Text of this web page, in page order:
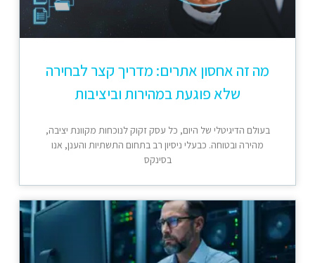
מה זה אחסון אתרים: מדריך קצר לבחירה
שלא פוגעת במהירות וביציבות
בעולם הדיגיטלי של היום, כל עסק זקוק לנוכחות מקוונת יציבה,
מהירה ובטוחה. כבעלי ניסיון רב בתחום התשתיות והענן, אנו
בסינקס